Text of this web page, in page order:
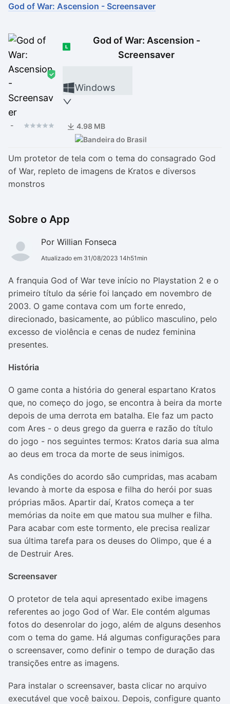
Ver mais
Ver mais
God of War: Ascension - Screensaver
God of War: Ascension -
Screensaver
Windows
- 4.98 MB
Um protetor de tela com o tema do consagrado God
of War, repleto de imagens de Kratos e diversos
monstros
Sobre o App
Por Willian Fonseca
Atualizado em 31/08/2023 14h51min
A franquia God of War teve início no Playstation 2 e o
primeiro título da série foi lançado em novembro de
2003. O game contava com um forte enredo,
direcionado, basicamente, ao público masculino, pelo
excesso de violência e cenas de nudez feminina
presentes.
História
O game conta a história do general espartano Kratos
que, no começo do jogo, se encontra à beira da morte
depois de uma derrota em batalha. Ele faz um pacto
com Ares - o deus grego da guerra e razão do título
do jogo - nos seguintes termos: Kratos daria sua alma
ao deus em troca da morte de seus inimigos.
As condições do acordo são cumpridas, mas acabam
levando à morte da esposa e filha do herói por suas
próprias mãos. Apartir daí, Kratos começa a ter
memórias da noite em que matou sua mulher e filha.
Para acabar com este tormento, ele precisa realizar
sua última tarefa para os deuses do Olimpo, que é a
de Destruir Ares.
Screensaver
O protetor de tela aqui apresentado exibe imagens
referentes ao jogo God of War. Ele contém algumas
fotos do desenrolar do jogo, além de alguns desenhos
com o tema do game. Há algumas configurações para
o screensaver, como definir o tempo de duração das
transições entre as imagens.
Para instalar o screensaver, basta clicar no arquivo
executável que você baixou. Depois, configure quanto